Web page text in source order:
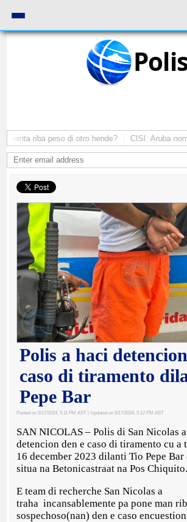
riba peso di otro hende? CISI: Aruba
Polis a haci
caso di tiramento
Pepe Bar
Posted on 5/17/2024, 5:11 PM AST | Updated on 5/17/2024, 5:12 PM AST
SAN NICOLAS – Polis di San Nicolas
detencion den e caso di tiramento cu a
16 december 2023 dilanti Tio Pepe
situa na Betonicastraat na Pos Chiquito.
E team di recherche San Nicolas a
traha incansablemente pa pone man
sospechoso(nan) den e caso